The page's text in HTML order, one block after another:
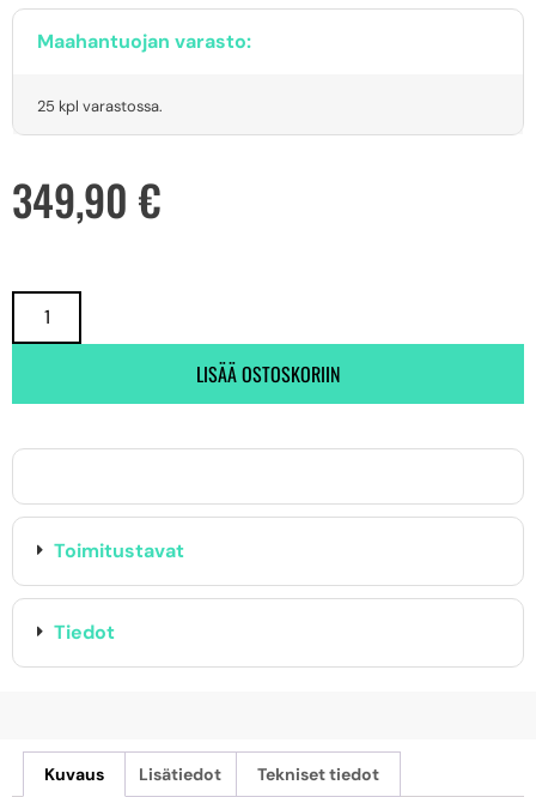
Maahantuojan varasto:
25 kpl varastossa.
349,90 €
LISÄÄ OSTOSKORIIN
Toimitustavat
Tiedot
Kuvaus Lisätiedot Tekniset tiedot